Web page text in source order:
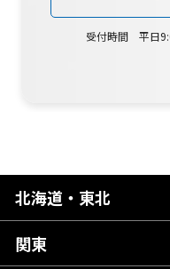
受付時間 平日
北海道・東北
北海道
関東